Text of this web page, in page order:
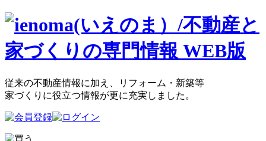
従来の不動産情報に加え、リフォーム・新築等
家づくりに役立つ情報が更に充実しました。